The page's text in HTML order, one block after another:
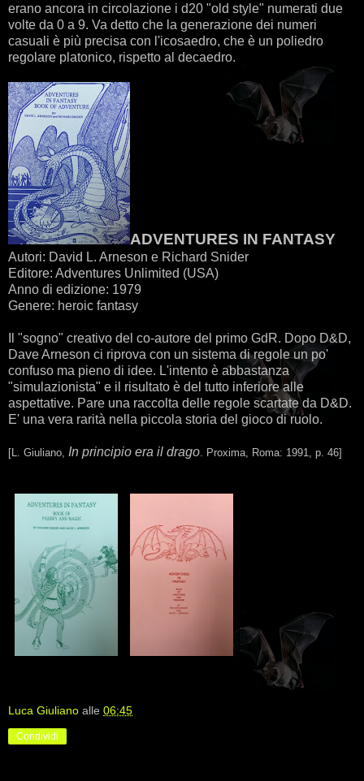
erano ancora in circolazione i d20 "old style" numerati due
volte da 0 a 9. Va detto che la generazione dei numeri
casuali è più precisa con l'icosaedro, che è un poliedro
regolare platonico, rispetto al decaedro.
ADVENTURES IN FANTASY
Autori: David L. Arneson e Richard Snider
Editore: Adventures Unlimited (USA)
Anno di edizione: 1979
Genere: heroic fantasy
Il "sogno" creativo del co-autore del primo GdR. Dopo D&D,
Dave Arneson ci riprova con un sistema di regole un po'
confuso ma pieno di idee. L'intento è abbastanza
"simulazionista" e il risultato è del tutto inferiore alle
aspettative. Pare una raccolta delle regole scartate da D&D.
E' una vera rarità nella piccola storia del gioco di ruolo.
[L. Giuliano, In principio era il drago . Proxima, Roma: 1991, p. 46]
Luca Giuliano alle 06:45
Condividi